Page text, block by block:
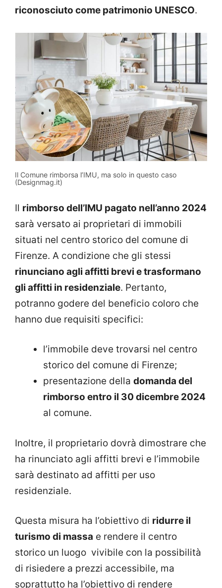
riconosciuto come patrimonio UNESCO.
Il Comune rimborsa l’IMU, ma solo in questo caso
(Designmag.it)
Il rimborso dell’IMU pagato nell’anno 2024
sarà versato ai proprietari di immobili
situati nel centro storico del comune di
Firenze. A condizione che gli stessi
rinunciano agli affitti brevi e trasformano
gli affitti in residenziale. Pertanto,
potranno godere del beneficio coloro che
hanno due requisiti specifici:
l’immobile deve trovarsi nel centro
storico del comune di Firenze;
presentazione della domanda del
rimborso entro il 30 dicembre 2024
al comune.
Inoltre, il proprietario dovrà dimostrare che
ha rinunciato agli affitti brevi e l’immobile
sarà destinato ad affitti per uso
residenziale.
Questa misura ha l’obiettivo di ridurre il
turismo di massa e rendere il centro
storico un luogo vivibile con la possibilità
di risiedere a prezzi accessibile, ma
soprattutto ha l’obiettivo di rendere